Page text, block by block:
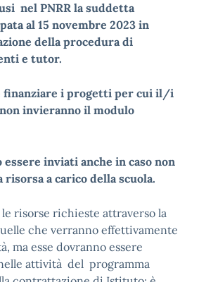
nel PNRR la suddetta
al 15 novembre 2023 in
della procedura di
e tutor.
finanziare i progetti per cui il/i
invieranno il modulo
inviati anche in caso non
risorsa a carico della scuola.
risorse richieste attraverso la
che verranno effettivamente
ma esse dovranno essere
attività del programma